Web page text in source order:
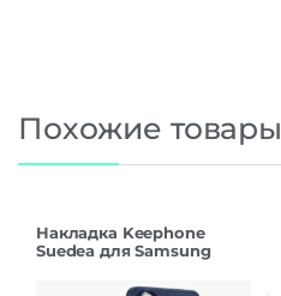
Похожие товары
Накладка Keephone
Suedea для Samsung